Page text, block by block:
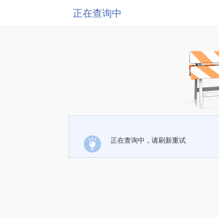
正在查询中
正在查询中，请刷新重试